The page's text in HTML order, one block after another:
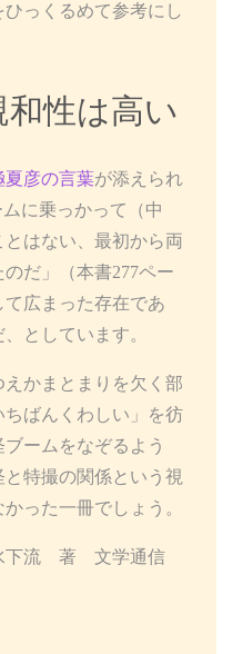
っくるめて参考にし
性は高い
夏彦の言葉が添えられ
に乗っかって（中
はない、最初から両
だ」（本書277ペー
広まった存在であ
としています。
かまとまりを欠く部
ばんくわしい」を彷
ームをなぞるよう
特撮の関係という視
った一冊でしょう。
水下流 著 文学通信